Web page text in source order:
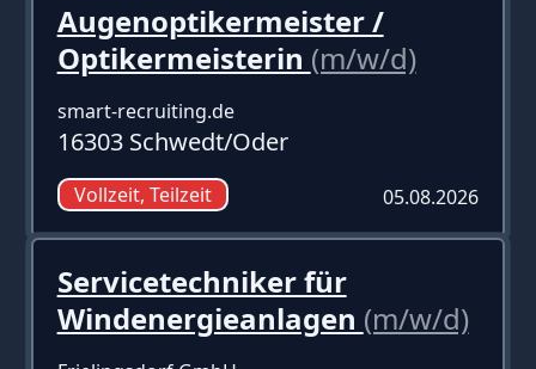
Augenoptikermeister /
Optikermeisterin (m/w/d)
smart-recruiting.de
16303 Schwedt/Oder
Vollzeit, Teilzeit 05.08.2026
Servicetechniker für
Windenergieanlagen (m/w/d)